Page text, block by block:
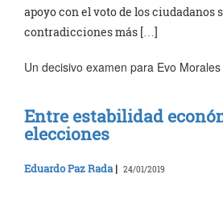
apoyo con el voto de los ciudadanos
contradicciones más […]
Un decisivo examen para Evo Morales
Entre estabilidad
elecciones
Eduardo Paz Rada | 24/01/2019